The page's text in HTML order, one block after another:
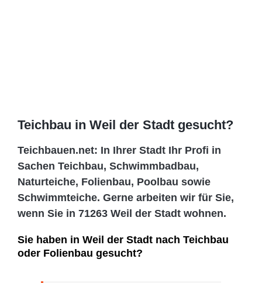
Teichbau in Weil der Stadt gesucht?
Teichbauen.net: In Ihrer Stadt Ihr Profi in
Sachen Teichbau, Schwimmbadbau,
Naturteiche, Folienbau, Poolbau sowie
Schwimmteiche. Gerne arbeiten wir für Sie,
wenn Sie in 71263 Weil der Stadt wohnen.
Sie haben in Weil der Stadt nach Teichbau
oder Folienbau gesucht?